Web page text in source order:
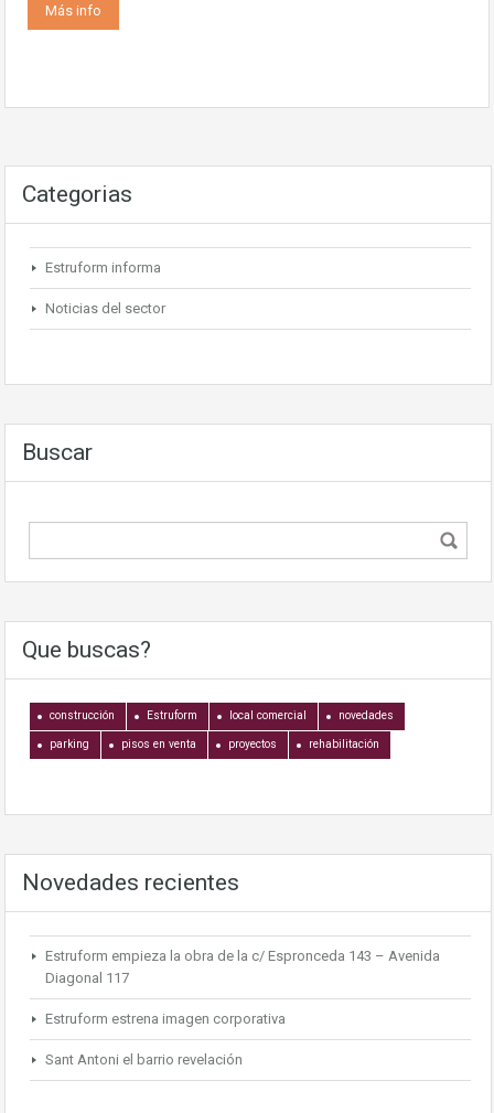
Más info
Categorias
Estruform informa
Noticias del sector
Buscar
Que buscas?
construcción Estruform local comercial novedades
parking pisos en venta proyectos rehabilitación
Novedades recientes
Estruform empieza la obra de la c/ Espronceda 143 – Avenida
Diagonal 117
Estruform estrena imagen corporativa
Sant Antoni el barrio revelación